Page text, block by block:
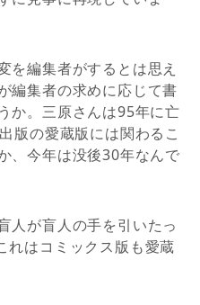
を編集者がするとは思え
編集者の求めに応じて書
か。三原さんは95年に亡
版の愛蔵版には関わるこ
、今年は没後30年なんで
人が盲人の手を引いたっ
れはコミックス版も愛蔵